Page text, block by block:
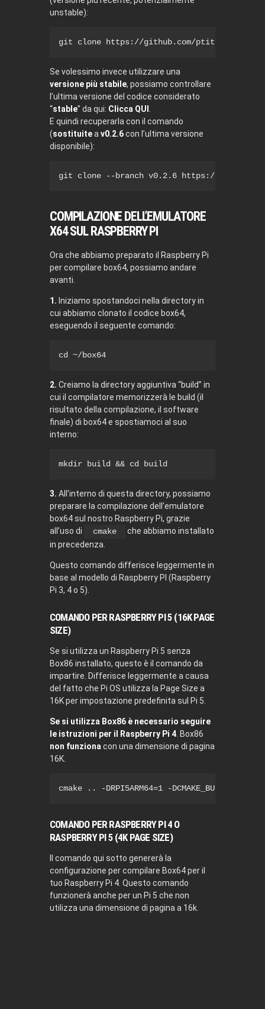
unstable):
git clone https://github.com/ptitSeb/
Se volessimo invece utilizzare una
versione più stabile, possiamo controllare
l’ultima versione del codice considerato
“stable” da qui: Clicca QUI .
E quindi recuperarla con il comando
(sostituiteav0.2.6con l’ultima versione
disponibile):
git clone --branch v0.2.6 https://
COMPILAZIONE DELL’EMULATORE
X64 SUL RASPBERRY PI
Ora che abbiamo preparato il Raspberry Pi
per compilare box64, possiamo andare
avanti.
1. Iniziamo spostandoci nella directory in
cui abbiamo clonato il codice box64,
eseguendo il seguente comando:
cd ~/box64
2. Creiamo la directory aggiuntiva “build” in
cui il compilatore memorizzerà le build (il
risultato della compilazione, il software
finale) di box64 e spostiamoci al suo
interno:
mkdir build && cd build
3. All’interno di questa directory, possiamo
preparare la compilazione dell’emulatore
box64 sul nostro Raspberry Pi, grazie
all’uso di
cmake
che abbiamo installato
in precedenza.
Questo comando differisce leggermente in
base al modello di Raspberry PI (Raspberry
Pi 3, 4 o 5).
COMANDO PER RASPBERRY PI 5 (16K PAGE
SIZE)
Se si utilizza un Raspberry Pi 5 senza
Box86 installato, questo è il comando da
impartire. Differisce leggermente a causa
del fatto che Pi OS utilizza la Page Size a
16K per impostazione predefinita sul Pi 5.
Se si utilizza Box86 è necessario seguire
le istruzioni per il Raspberry Pi 4. Box86
non funzionacon una dimensione di pagina
16K.
cmake .. -DRPI5ARM64=1 -DCMAKE_BUILD_TYPE
COMANDO PER RASPBERRY PI 4 O
RASPBERRY PI 5 (4K PAGE SIZE)
Il comando qui sotto genererà la
configurazione per compilare Box64 per il
tuo Raspberry Pi 4. Questo comando
funzionerà anche per un Pi 5 che non
utilizza una dimensione di pagina a 16k.